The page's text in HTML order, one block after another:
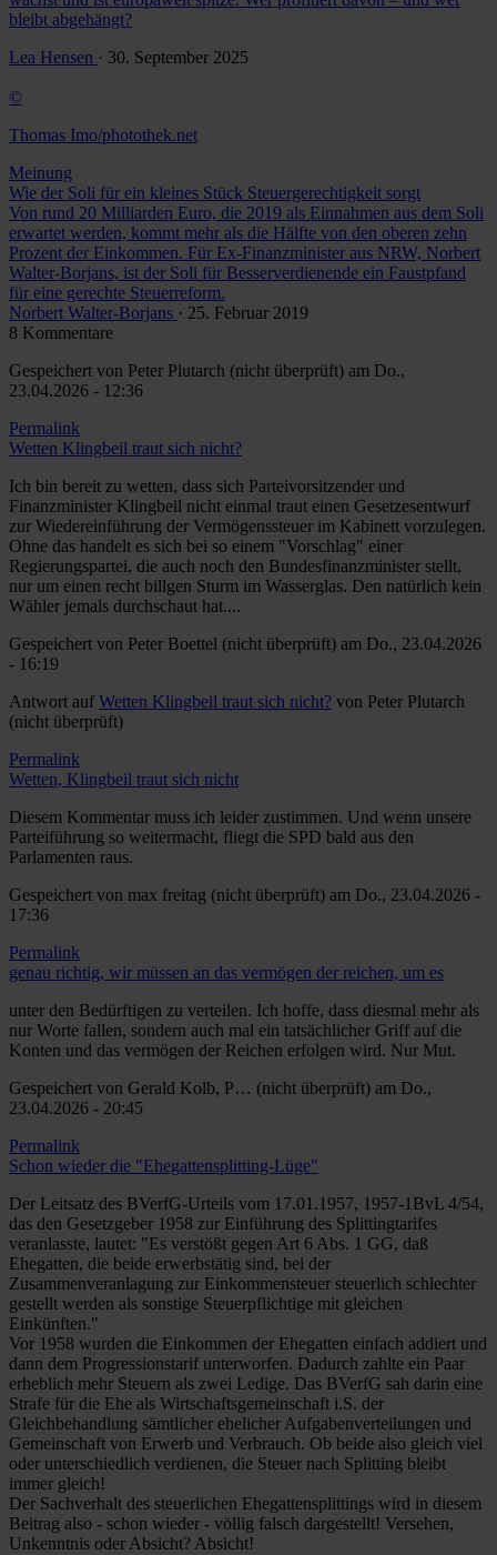
bleibt abgehängt?
Lea Hensen · 30. September 2025
©
Thomas Imo/photothek.net
Meinung
Wie der Soli für ein kleines Stück Steuergerechtigkeit sorgt
Von rund 20 Milliarden Euro, die 2019 als Einnahmen aus dem Soli
erwartet werden, kommt mehr als die Hälfte von den oberen zehn
Prozent der Einkommen. Für Ex-Finanzminister aus NRW, Norbert
Walter-Borjans, ist der Soli für Besserverdienende ein Faustpfand
für eine gerechte Steuerreform.
Norbert Walter-Borjans · 25. Februar 2019
8 Kommentare
Gespeichert von Peter Plutarch (nicht überprüft) am Do.,
23.04.2026 - 12:36
Permalink
Wetten Klingbeil traut sich nicht?
Ich bin bereit zu wetten, dass sich Parteivorsitzender und
Finanzminister Klingbeil nicht einmal traut einen Gesetzesentwurf
zur Wiedereinführung der Vermögenssteuer im Kabinett vorzulegen.
Ohne das handelt es sich bei so einem "Vorschlag" einer
Regierungspartei, die auch noch den Bundesfinanzminister stellt,
nur um einen recht billgen Sturm im Wasserglas. Den natürlich kein
Wähler jemals durchschaut hat....
Gespeichert von Peter Boettel (nicht überprüft) am Do., 23.04.2026
- 16:19
Antwort auf Wetten Klingbeil traut sich nicht? von Peter Plutarch
(nicht überprüft)
Permalink
Wetten, Klingbeil traut sich nicht
Diesem Kommentar muss ich leider zustimmen. Und wenn unsere
Parteiführung so weitermacht, fliegt die SPD bald aus den
Parlamenten raus.
Gespeichert von max freitag (nicht überprüft) am Do., 23.04.2026 -
17:36
Permalink
genau richtig, wir müssen an das vermögen der reichen, um es
unter den Bedürftigen zu verteilen. Ich hoffe, dass diesmal mehr als
nur Worte fallen, sondern auch mal ein tatsächlicher Griff auf die
Konten und das vermögen der Reichen erfolgen wird. Nur Mut.
Gespeichert von Gerald Kolb, P… (nicht überprüft) am Do.,
23.04.2026 - 20:45
Permalink
Schon wieder die "Ehegattensplitting-Lüge"
Der Leitsatz des BVerfG-Urteils vom 17.01.1957, 1957-1BvL 4/54,
das den Gesetzgeber 1958 zur Einführung des Splittingtarifes
veranlasste, lautet: "Es verstößt gegen Art 6 Abs. 1 GG, daß
Ehegatten, die beide erwerbstätig sind, bei der
Zusammenveranlagung zur Einkommensteuer steuerlich schlechter
gestellt werden als sonstige Steuerpflichtige mit gleichen
Einkünften."
Vor 1958 wurden die Einkommen der Ehegatten einfach addiert und
dann dem Progressionstarif unterworfen. Dadurch zahlte ein Paar
erheblich mehr Steuern als zwei Ledige. Das BVerfG sah darin eine
Strafe für die Ehe als Wirtschaftsgemeinschaft i.S. der
Gleichbehandlung sämtlicher ehelicher Aufgabenverteilungen und
Gemeinschaft von Erwerb und Verbrauch. Ob beide also gleich viel
oder unterschiedlich verdienen, die Steuer nach Splitting bleibt
immer gleich!
Der Sachverhalt des steuerlichen Ehegattensplittings wird in diesem
Beitrag also - schon wieder - völlig falsch dargestellt! Versehen,
Unkenntnis oder Absicht? Absicht!